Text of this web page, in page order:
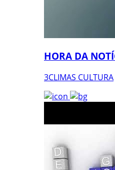
HORA DA
3CLIMAS CULTURA